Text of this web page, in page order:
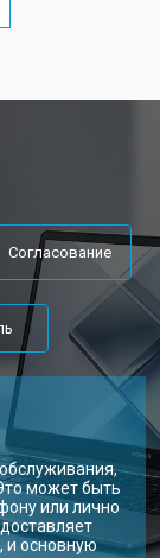
₽
₽ Заказать
₽ Заказать
₽ Заказать
₽
₽
₽ Заказать
₽ Заказать
Согласование
может быть
или лично
и основную